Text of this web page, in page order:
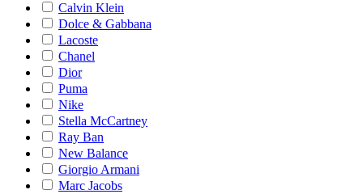
Calvin Klein
Dolce & Gabbana
Lacoste
Chanel
Dior
Puma
Nike
Stella McCartney
Ray Ban
New Balance
Giorgio Armani
Marc Jacobs